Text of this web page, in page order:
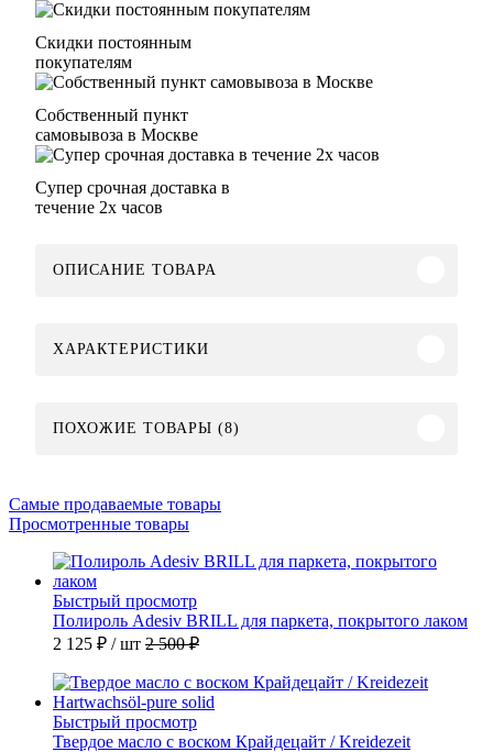
Скидки постоянным
покупателям
Собственный пункт
самовывоза в Москве
Супер срочная доставка в
течение 2х часов
ОПИСАНИЕ ТОВАРА
ХАРАКТЕРИСТИКИ
ПОХОЖИЕ ТОВАРЫ (8)
Самые продаваемые товары
Просмотренные товары
Быстрый просмотр
Полироль Adesiv BRILL для паркета, покрытого лаком
2 125 ₽ / шт 2 500 ₽
Быстрый просмотр
Твердое масло с воском Крайдецайт / Kreidezeit